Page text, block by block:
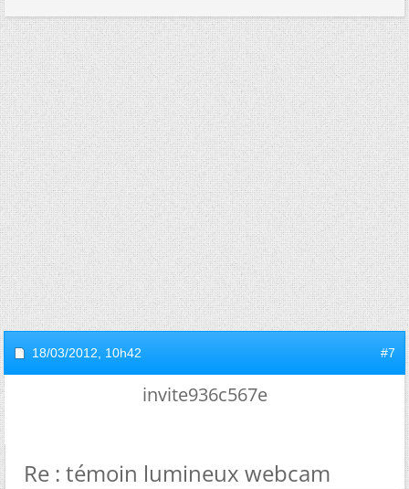
18/03/2012, 10h42 #7
invite936c567e
Re : témoin lumineux webcam